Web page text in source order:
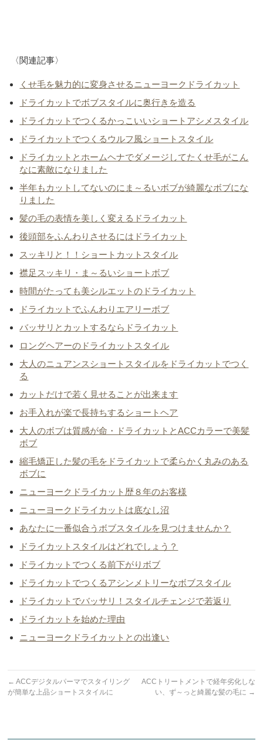
〈関連記事〉
くせ毛を魅力的に変身させるニューヨークドライカット
ドライカットでボブスタイルに奥行きを造る
ドライカットでつくるかっこいいショートアシメスタイル
ドライカットでつくるウルフ風ショートスタイル
ドライカットとホームヘナでダメージしてたくせ毛がこん
なに素敵になりました
半年もカットしてないのにま～るいボブが綺麗なボブにな
りました
髪の毛の表情を美しく変えるドライカット
後頭部をふんわりさせるにはドライカット
スッキリと！！ショートカットスタイル
襟足スッキリ・ま～るいショートボブ
時間がたっても美シルエットのドライカット
ドライカットでふんわりエアリーボブ
バッサリとカットするならドライカット
ロングヘアーのドライカットスタイル
大人のニュアンスショートスタイルをドライカットでつく
る
カットだけで若く見せることが出来ます
お手入れが楽で長持ちするショートヘア
大人のボブは質感が命・ドライカットとACCカラーで美髪
ボブ
縮毛矯正した髪の毛をドライカットで柔らかく丸みのある
ボブに
ニューヨークドライカット歴８年のお客様
ニューヨークドライカットは底なし沼
あなたに一番似合うボブスタイルを見つけませんか？
ドライカットスタイルはどれでしょう？
ドライカットでつくる前下がりボブ
ドライカットでつくるアシンメトリーなボブスタイル
ドライカットでバッサリ！スタイルチェンジで若返り
ドライカットを始めた理由
ニューヨークドライカットとの出逢い
← ACCデジタルパーマでスタイリング
が簡単な上品ショートスタイルに
ACCトリートメントで経年劣化しな
い、ず～っと綺麗な髪の毛に →